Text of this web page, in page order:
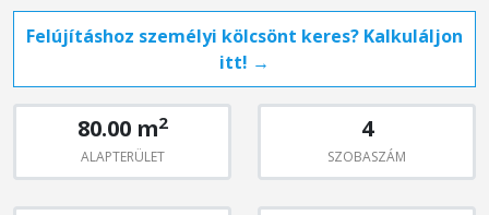
Felújításhoz személyi kölcsönt keres? Kalkuláljon
itt! →
80.00 m2
ALAPTERÜLET
4
SZOBASZÁM